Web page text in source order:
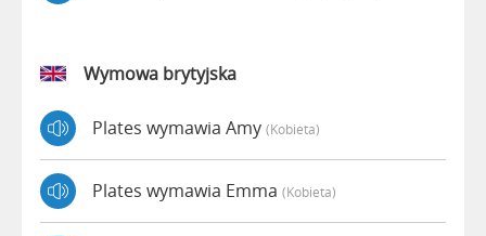
Wymowa brytyjska
Plates wymawia Amy (kobieta)
Plates wymawia Emma (kobieta)